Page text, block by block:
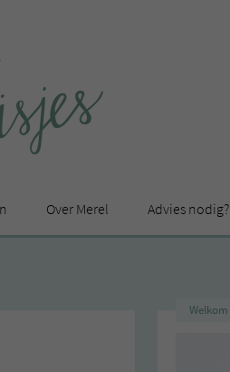
Over Merel Advies nodig?
Welkom